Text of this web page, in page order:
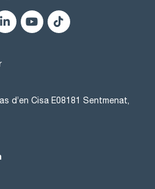
d’en Cisa E08181 Sentmenat,